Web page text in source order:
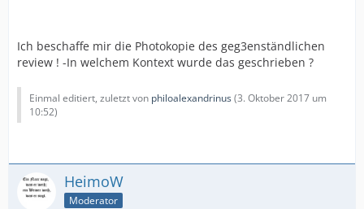
Ich beschaffe mir die Photokopie des geg3enständlichen
review ! -In welchem Kontext wurde das geschrieben ?
Einmal editiert, zuletzt von philoalexandrinus(3. Oktober 2017 um
10:52)
HeimoW
Moderator